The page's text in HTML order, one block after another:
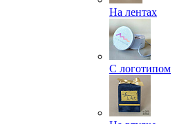
На лентах
С логотипом